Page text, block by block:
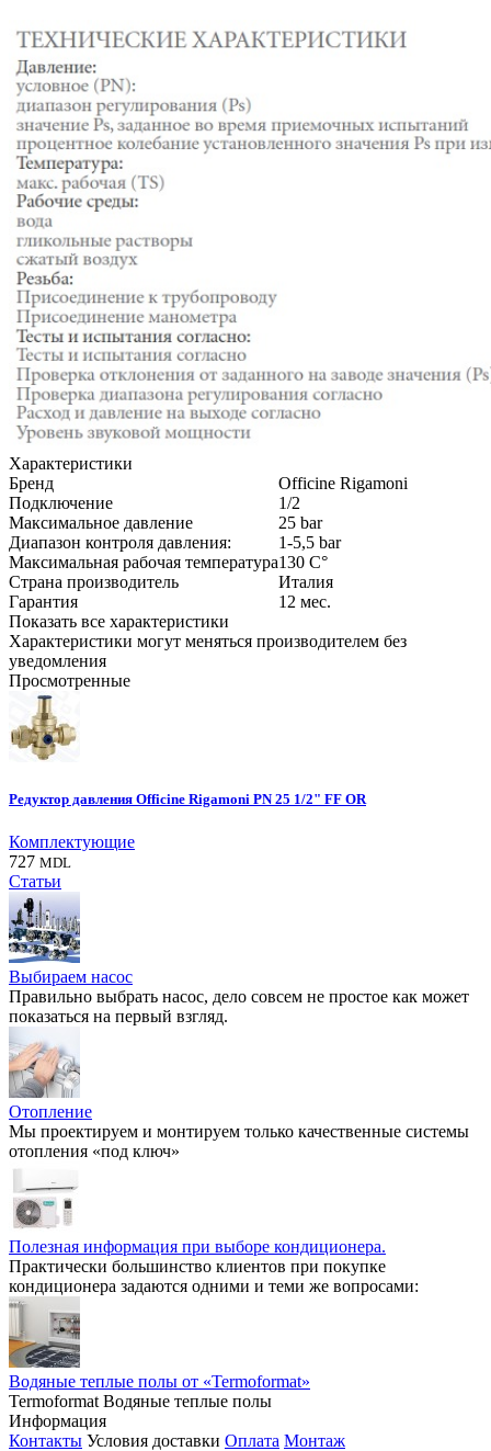
Характеристики
Бренд
Officine Rigamoni
Подключение
1/2
Максимальное давление
25 bar
Диапазон контроля давления:
1-5,5 bar
Максимальная рабочая температура130 С°
Страна производитель
Италия
Гарантия
12 мес.
Показать все характеристики
Характеристики могут меняться производителем без
уведомления
Просмотренные
Редуктор давления Officine Rigamoni PN 25 1/2" FF OR
Комплектующие
727 MDL
Статьи
Выбираем насос
Правильно выбрать насос, дело совсем не простое как может
показаться на первый взгляд.
Отопление
Мы проектируем и монтируем только качественные системы
отопления «под ключ»
Полезная информация при выборе кондиционера.
Практически большинство клиентов при покупке
кондиционера задаются одними и теми же вопросами:
Водяные теплые полы от «Termoformat»
Termoformat Водяные теплые полы
Информация
Контакты Условия доставки Оплата Монтаж